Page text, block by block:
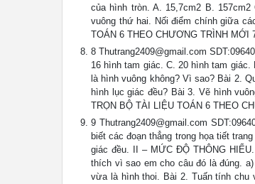
của hình tròn. A. 15,7cm2 B.
vuông thứ hai. Nối điểm chính giữa
TOÁN 6 THEO CHƯƠNG TRÌNH MỚI
8Thutrang2409@gmail.com
16 hình tam giác. C. 20 hình tam
là hình vuông không? Vì sao? Bài 2.
hình lục giác đều? Bài 3. Vẽ hình
TRỌN BỘ TÀI LIỆU TOÁN 6 THEO
9 Thutrang2409@gmail.com
biết các đoạn thẳng trong họa tiết
giác đều. II – MỨC ĐỘ THÔNG
thích vì sao em cho câu đó là đúng.
vừa là hình thoi. Bài 2. Tuấn tính chu